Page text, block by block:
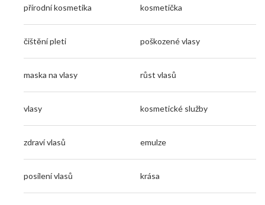
přírodní kosmetika kosmetička
čištění pleti poškozené vlasy
maska na vlasy růst vlasů
vlasy kosmetické služby
zdraví vlasů emulze
posílení vlasů krása